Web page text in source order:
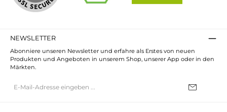
NEWSLETTER
Abonniere unseren Newsletter und erfahre als Erstes von neuen
Produkten und Angeboten in unserem Shop, unserer App oder in den
Märkten.
Mail-